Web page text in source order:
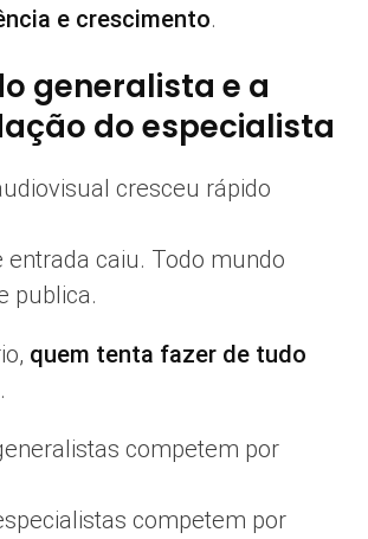
e crescimento.
generalista e a
do especialista
cresceu rápido
entrada caiu. Todo mundo
publica.
quem tenta fazer de tudo
.
competem por
competem por